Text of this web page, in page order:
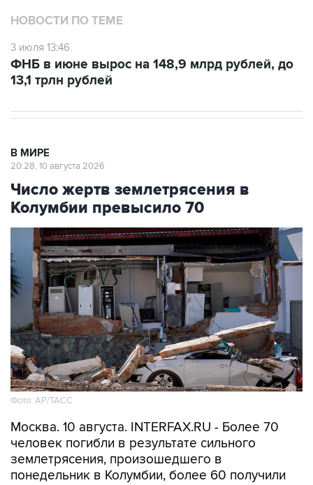
3 июля 13:46
13,1 трлн рублей
Число жертв землетрясения в
Колумбии превысило 70
Фото: АР/ТАСС
Москва. 10 августа. INTERFAX.RU - Более 70
землетрясения, произошедшего в
понедельник в Колумбии, более 60 получили
травмы, сообщает колумбийская
телерадиосеть "Караколь".